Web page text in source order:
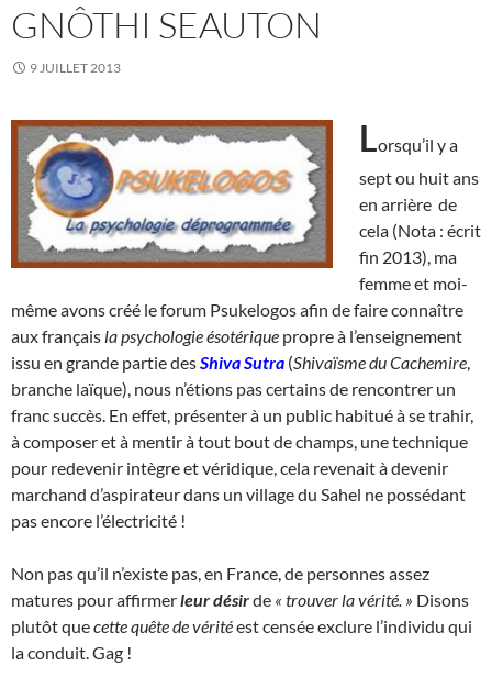
GNÔTHI SEAUTON
9 JUILLET 2013
Lorsqu’il y a
sept ou huit ans
en arrière de
cela (Nota : écrit
fin 2013), ma
femme et moi-
même avons créé le forum Psukelogos afin de faire connaître
aux français la psychologie ésotérique propre à l’enseignement
issu en grande partie desShiva Sutra (Shivaïsme du Cachemire
branche laïque), nous n’étions pas certains de rencontrer un
franc succès. En effet, présenter à un public habitué à se trahir,
à composer et à mentir à tout bout de champs, une technique
pour redevenir intègre et véridique, cela revenait à devenir
marchand d’aspirateur dans un village du Sahel ne possédant
pas encore l’électricité !
Non pas qu’il n’existe pas, en France, de personnes assez
matures pour affirmerleur désirde « trouver la vérité. » Disons
plutôt quecette quête de véritéest censée exclure l’individu qui
la conduit. Gag !